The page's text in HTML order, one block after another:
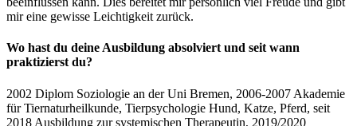
mir eine gewisse Leichtigkeit zurück.
Wo hast du deine Ausbildung absolviert und seit wann
praktizierst du?
2002 Diplom Soziologie an der Uni Bremen, 2006-2007 Akademie
für Tiernaturheilkunde, Tierpsychologie Hund, Katze, Pferd, seit
2018 Ausbildung zur systemischen Therapeutin, 2019/2020